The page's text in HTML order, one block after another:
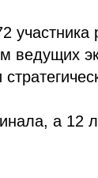
ведущих
а 12